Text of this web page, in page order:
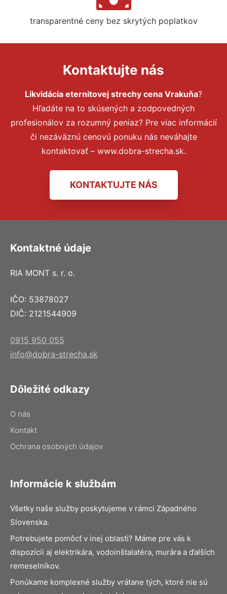
transparentné ceny bez skrytých poplatkov
Kontaktujte nás
Likvidácia eternitovej strechy cena Vrakuňa?
Hľadáte na to skúsených a zodpovedných
profesionálov za rozumný peniaz? Pre viac informácií
či nezáväznú cenovú ponuku nás neváhajte
kontaktovať – www.dobra-strecha.sk.
KONTAKTUJTE NÁS
Kontaktné údaje
RIA MONT s. r. o.
IČO: 53878027
DIČ: 2121544909
0915 950 055
info@dobra-strecha.sk
Dôležité odkazy
O nás
Kontakt
Ochrana osobných údajov
Informácie k službám
Všetky naše služby poskytujeme v rámci Západného
Slovenska.
Potrebujete pomôcť v inej oblasti? Máme pre vás k
dispozícii aj elektrikára, vodoinštalatéra, murára a ďalších
remeselníkov.
Ponúkame komplexné služby vrátane tých, ktoré nie sú